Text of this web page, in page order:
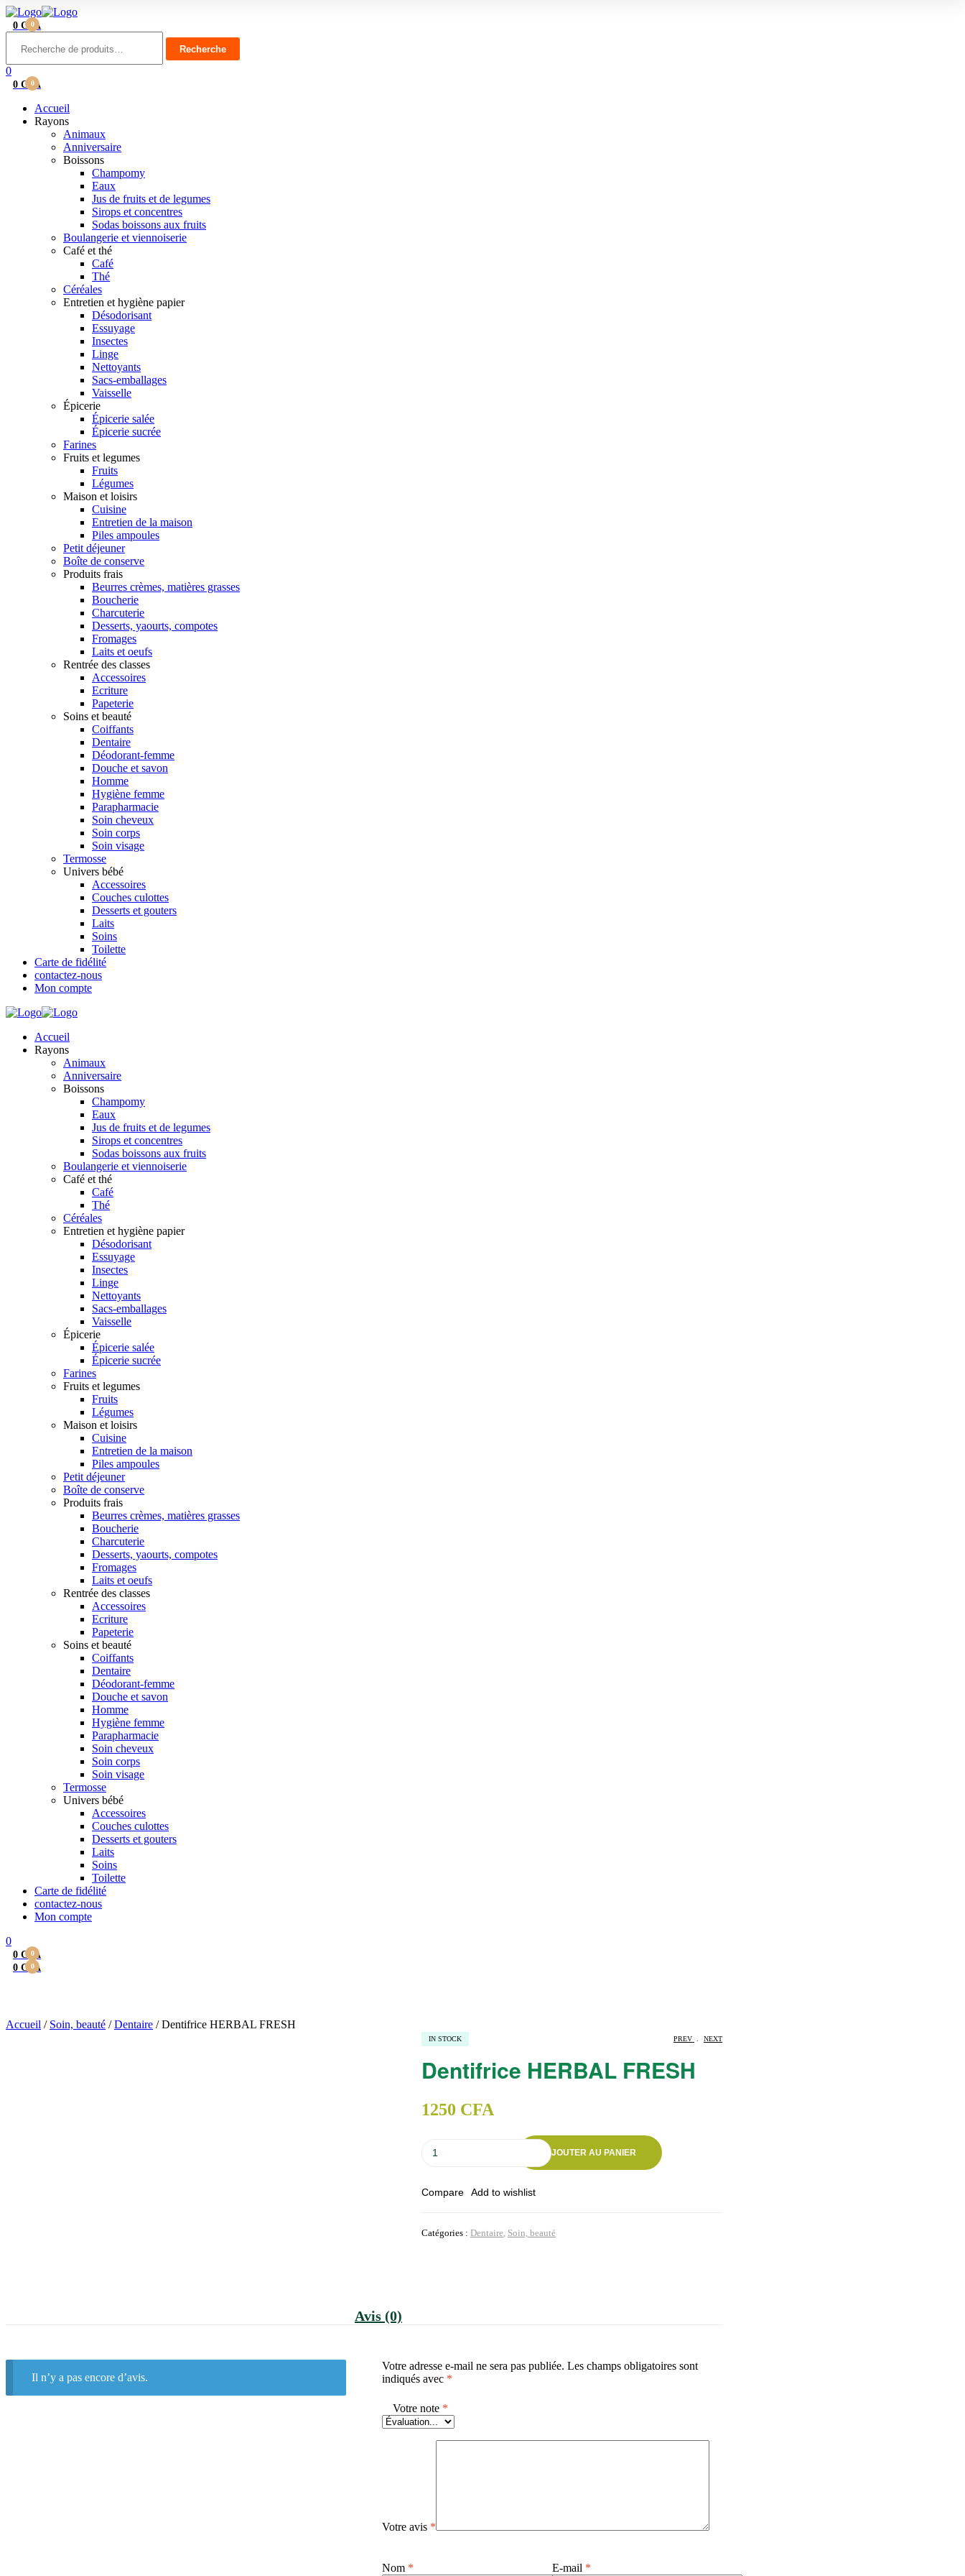
0
0 CFA
pour :
Recherche
0
0
0 CFA
Accueil
Rayons
Animaux
Anniversaire
Boissons
Champomy
Eaux
Jus de fruits et de legumes
Sirops et concentres
Sodas boissons aux fruits
Boulangerie et viennoiserie
Café et thé
Café
Thé
Céréales
Entretien et hygiène papier
Désodorisant
Essuyage
Insectes
Linge
Nettoyants
Sacs-emballages
Vaisselle
Épicerie
Épicerie salée
Épicerie sucrée
Farines
Fruits et legumes
Fruits
Légumes
Maison et loisirs
Cuisine
Entretien de la maison
Piles ampoules
Petit déjeuner
Boîte de conserve
Produits frais
Beurres crèmes, matières grasses
Boucherie
Charcuterie
Desserts, yaourts, compotes
Fromages
Laits et oeufs
Rentrée des classes
Accessoires
Ecriture
Papeterie
Soins et beauté
Coiffants
Dentaire
Déodorant-femme
Douche et savon
Homme
Hygiène femme
Parapharmacie
Soin cheveux
Soin corps
Soin visage
Termosse
Univers bébé
Accessoires
Couches culottes
Desserts et gouters
Laits
Soins
Toilette
Carte de fidélité
contactez-nous
Mon compte
Accueil
Rayons
Animaux
Anniversaire
Boissons
Champomy
Eaux
Jus de fruits et de legumes
Sirops et concentres
Sodas boissons aux fruits
Boulangerie et viennoiserie
Café et thé
Café
Thé
Céréales
Entretien et hygiène papier
Désodorisant
Essuyage
Insectes
Linge
Nettoyants
Sacs-emballages
Vaisselle
Épicerie
Épicerie salée
Épicerie sucrée
Farines
Fruits et legumes
Fruits
Légumes
Maison et loisirs
Cuisine
Entretien de la maison
Piles ampoules
Petit déjeuner
Boîte de conserve
Produits frais
Beurres crèmes, matières grasses
Boucherie
Charcuterie
Desserts, yaourts, compotes
Fromages
Laits et oeufs
Rentrée des classes
Accessoires
Ecriture
Papeterie
Soins et beauté
Coiffants
Dentaire
Déodorant-femme
Douche et savon
Homme
Hygiène femme
Parapharmacie
Soin cheveux
Soin corps
Soin visage
Termosse
Univers bébé
Accessoires
Couches culottes
Desserts et gouters
Laits
Soins
Toilette
Carte de fidélité
contactez-nous
Mon compte
0
0
0 CFA
0
0 CFA
Accueil / Soin, beauté /Dentaire /Dentifrice HERBAL FRESH
PREV NEXT
IN STOCK
Dentifrice HERBAL FRESH
1250 CFA
FRESH
AJOUTER AU PANIER
Compare Add to wishlist
Catégories : Dentaire, Soin, beauté
Avis (0)
Il n’y a pas encore d’avis.
Votre adresse e-mail ne sera pas publiée. Les champs obligatoires sont
indiqués avec *
Votre note *
Votre avis *
Nom * E-mail *